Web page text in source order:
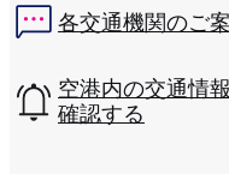
各交通機関のご
空港内の交通情
確認する